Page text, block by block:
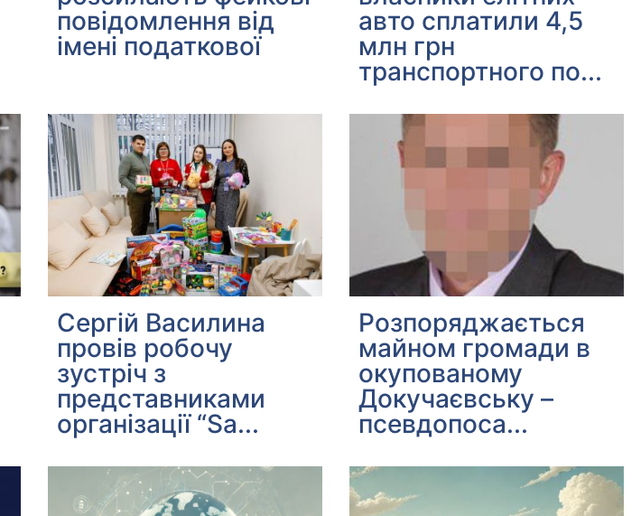
повідомлення від
імені податкової
авто сплатили 4,5
млн грн
транспортного по...
Сергій Василина
провів робочу
зустріч з
представниками
організації “Sa...
Розпоряджається
майном громади в
окупованому
Докучаєвську –
псевдопоса...